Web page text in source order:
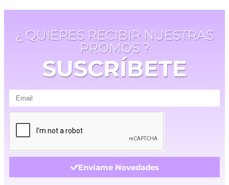
¿ QUIERES RECIBIR NUESTRAS
PROMOS ?
SUSCRÍBETE
Envíame Novedades